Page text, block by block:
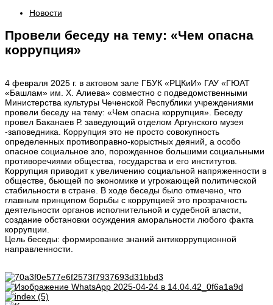
Новости
Провели беседу на тему: «Чем опасна
коррупция»
4 февраля 2025 г. в актовом зале ГБУК «РЦКиИ» ГАУ «ГЮАТ
«Башлам» им. Х. Алиева» совместно с подведомственными
Министерства культуры Чеченской Республики учреждениями
провели беседу на тему: «Чем опасна коррупция». Беседу
провел Баканаев Р. заведующий отделом Аргунского музея
-заповедника. Коррупция это не просто совокупность
определенных противоправно-корыстных деяний, а особо
опасное социальное зло, порожденное большими социальными
противоречиями общества, государства и его институтов.
Коррупция приводит к увеличению социальной напряженности в
обществе, бьющей по экономике и угрожающей политической
стабильности в стране. В ходе беседы было отмечено, что
главным принципом борьбы с коррупцией это прозрачность
деятельности органов исполнительной и судебной власти,
создание обстановки осуждения аморальности любого факта
коррупции.
Цель беседы: формирование знаний антикоррупционной
направленности.